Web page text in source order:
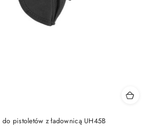
pistoletów z ładownicą UH45B